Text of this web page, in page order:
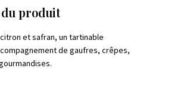
produit
et safran, un tartinable
de gaufres, crêpes,